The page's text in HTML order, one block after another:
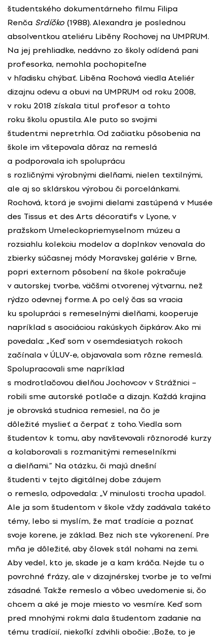
študentského dokumentárneho filmu Filipa
Renča Srdíčko(1988). Alexandra je poslednou
absolventkou ateliéru Liběny Rochovej na UMPRUM.
Na jej prehliadke, nedávno zo školy odídená pani
profesorka, nemohla pochopiteľne
v hľadisku chýbať. Liběna Rochová viedla Ateliér
dizajnu odevu a obuvi na UMPRUM od roku 2008,
v roku 2018 získala titul profesor a tohto
roku školu opustila. Ale puto so svojimi
študentmi nepretrhla. Od začiatku pôsobenia na
škole im vštepovala dôraz na remeslá
a podporovala ich spoluprácu
s rozličnými výrobnými dielňami, nielen textilnými,
ale aj so sklárskou výrobou či porcelánkami.
Rochová, ktorá je svojimi dielami zastúpená v Musée
des Tissus et des Arts décoratifs v Lyone, v
pražskom Umeleckopriemyselnom múzeu a
rozsiahlu kolekciu modelov a doplnkov venovala do
zbierky súčasnej módy Moravskej galérie v Brne,
popri externom pôsobení na škole pokračuje
v autorskej tvorbe, väčšmi otvorenej výtvarnu, než
rýdzo odevnej forme. A po celý čas sa vracia
ku spolupráci s remeselnými dielňami, kooperuje
napríklad s asociáciou rakúskych čipkárov. Ako mi
povedala: „Keď som v osemdesiatych rokoch
začínala v ÚLUV-e, objavovala som rôzne remeslá.
Spolupracovali sme napríklad
s modrotlačovou dielňou Jochovcov v Strážnici –
robili sme autorské potlače a dizajn. Každá krajina
je obrovská studnica remesiel, na čo je
dôležité myslieť a čerpať z toho. Viedla som
študentov k tomu, aby navštevovali rôznorodé kurzy
a kolaborovali s rozmanitými remeselníkmi
a dielňami.“ Na otázku, či majú dnešní
študenti v tejto digitálnej dobe záujem
o remeslo, odpovedala: „V minulosti trocha upadol.
Ale ja som študentom v škole vždy zadávala takéto
témy, lebo si myslím, že mať tradície a poznať
svoje korene, je základ. Bez nich ste vykorenení. Pre
mňa je dôležité, aby človek stál nohami na zemi.
Aby vedel, kto je, skade je a kam kráča. Nejde tu o
povrchné frázy, ale v dizajnérskej tvorbe je to veľmi
zásadné. Takže remeslo a vôbec uvedomenie si, čo
chcem a aké je moje miesto vo vesmíre. Keď som
pred mnohými rokmi dala študentom zadanie na
tému tradícií, niekoľkí zdvihli obočie: ,Bože, to je